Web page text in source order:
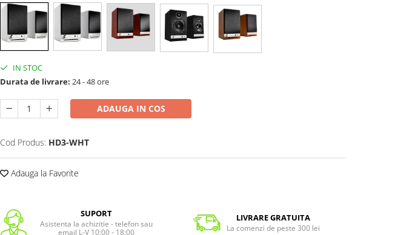
IN STOC
Durata de livrare: 24 - 48 ore
ADAUGA IN COS
Cod Produs: HD3-WHT
Adauga la Favorite
SUPORT
Asistenta la achizitie - telefon sau
email L-V 10:00 - 18:00
LIVRARE GRATUITA
La comenzi de peste 300 lei